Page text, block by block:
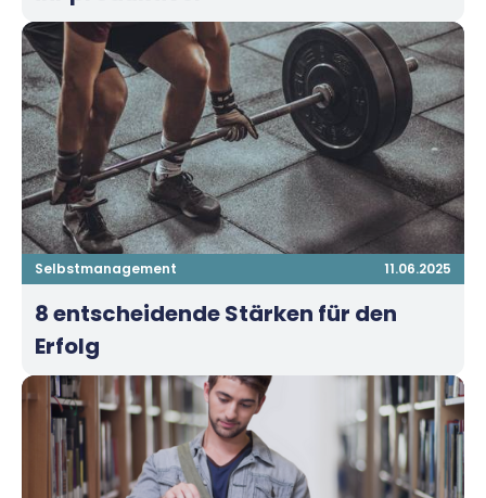
11.06.2025
Selbstmanagement
8 entscheidende Stärken für den
Erfolg